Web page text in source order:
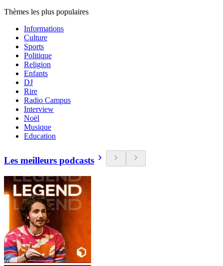
Thèmes les plus populaires
Informations
Culture
Sports
Politique
Religion
Enfants
DJ
Rire
Radio Campus
Interview
Noël
Musique
Education
Les meilleurs podcasts